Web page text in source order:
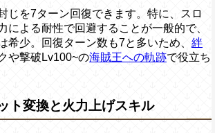
じを7ターン回復できます。特に、スロ
による耐性で回避することが一般的で、
希少。回復ターン数も7と多いため、 絆
や撃破Lv100~の海賊王への軌跡で役立ち
ト変換と火力上げスキル